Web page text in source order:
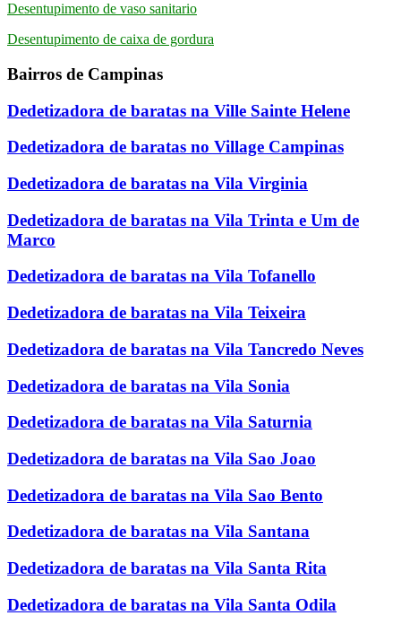
Desentupimento de vaso sanitario
Desentupimento de caixa de gordura
Bairros de Campinas
Dedetizadora de baratas na Ville Sainte Helene
Dedetizadora de baratas no Village Campinas
Dedetizadora de baratas na Vila Virginia
Dedetizadora de baratas na Vila Trinta e Um de
Marco
Dedetizadora de baratas na Vila Tofanello
Dedetizadora de baratas na Vila Teixeira
Dedetizadora de baratas na Vila Tancredo Neves
Dedetizadora de baratas na Vila Sonia
Dedetizadora de baratas na Vila Saturnia
Dedetizadora de baratas na Vila Sao Joao
Dedetizadora de baratas na Vila Sao Bento
Dedetizadora de baratas na Vila Santana
Dedetizadora de baratas na Vila Santa Rita
Dedetizadora de baratas na Vila Santa Odila